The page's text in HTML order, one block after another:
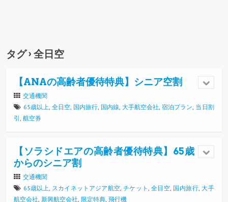
タグ › 全日空
【ANAの高齢者優待特典】シニア空割
交通機関
65歳以上, 全日空, 国内旅行, 国内線, 大手航空会社, 宿泊プラン, 当日割
引, 航空券
【ソラシドエアの高齢者優待特典】65歳
からのシニア割
交通機関
65歳以上, スカイネットアジア航空, チケット , 全日空, 国内旅行, 大手
航空会社, 新興航空会社, 限定特典, 飛行機